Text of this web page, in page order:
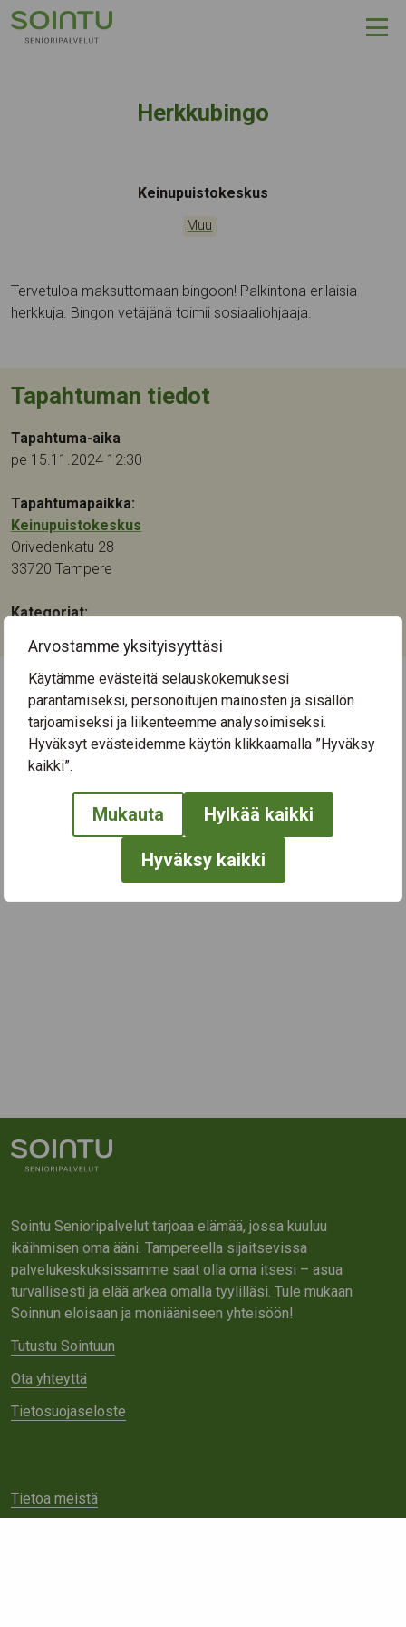
Arvostamme yksityisyyttäsi
Käytämme evästeitä selauskokemuksesi
parantamiseksi, personoitujen mainosten ja sisällön
tarjoamiseksi ja liikenteemme analysoimiseksi.
Hyväksyt evästeidemme käytön klikkaamalla ”Hyväksy
kaikki”.
Mukauta Hylkää kaikki
Hyväksy kaikki
Hyppää sisältöön
Herkkubingo
Tapahtumapaikka:
Keinupuistokeskus
Kategoriat:
Muu
Tervetuloa maksuttomaan bingoon! Palkintona erilaisia
herkkuja. Bingon vetäjänä toimii sosiaaliohjaaja.
Tapahtuman tiedot
Tapahtuma-aika
pe 15.11.2024 12:30
Tapahtumapaikka:
Keinupuistokeskus
Orivedenkatu 28
33720 Tampere
Kategoriat:
← Näytä kaikki tapahtumat
Sointu Senioripalvelut tarjoaa elämää, jossa kuuluu
ikäihmisen oma ääni. Tampereella sijaitsevissa
palvelukeskuksissamme saat olla oma itsesi – asua
turvallisesti ja elää arkea omalla tyylilläsi. Tule mukaan
Soinnun eloisaan ja moniääniseen yhteisöön!
Tutustu Sointuun
Ota yhteyttä
Tietosuojaseloste
Tietoa meistä